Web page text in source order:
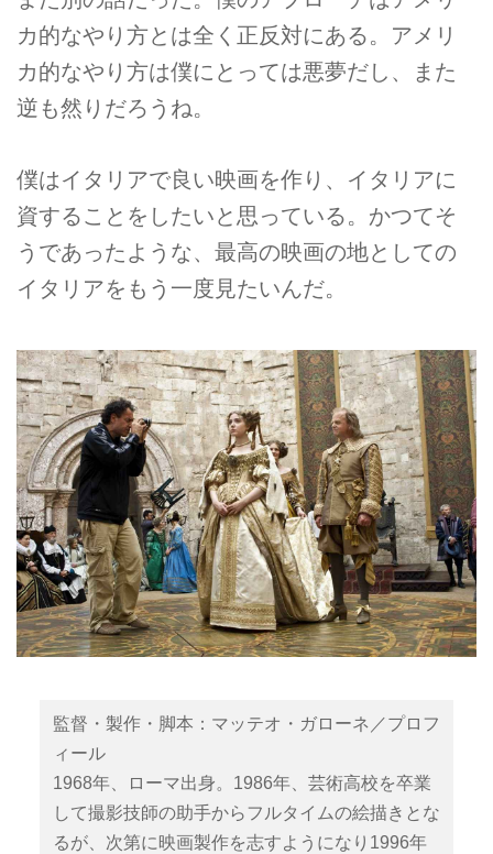
カ的なやり方とは全く正反対にある。アメリ
カ的なやり方は僕にとっては悪夢だし、また
逆も然りだろうね。
僕はイタリアで良い映画を作り、イタリアに
資することをしたいと思っている。かつてそ
うであったような、最高の映画の地としての
イタリアをもう一度見たいんだ。
監督・製作・脚本：マッテオ・ガローネ／プロフ
ィール
1968年、ローマ出身。1986年、芸術高校を卒業
して撮影技師の助手からフルタイムの絵描きとな
るが、次第に映画製作を志すようになり1996年